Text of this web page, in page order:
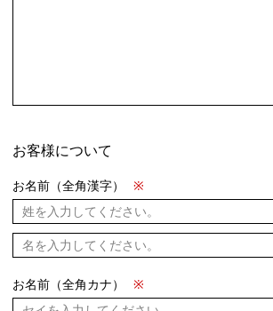
お客様について
お名前（全角漢字） ※
お名前（全角カナ） ※